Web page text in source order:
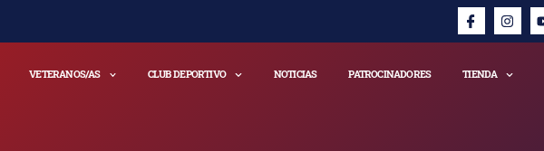
VETERANOS/AS CLUB DEPORTIVO NOTICIAS PATROCINADORES TIENDA